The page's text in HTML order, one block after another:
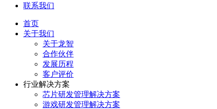
联系我们
首页
关于我们
关于龙智
合作伙伴
发展历程
客户评价
行业解决方案
芯片研发管理解决方案
游戏研发管理解决方案